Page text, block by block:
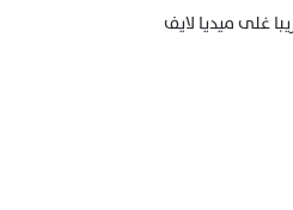
غلى ميديا لايف